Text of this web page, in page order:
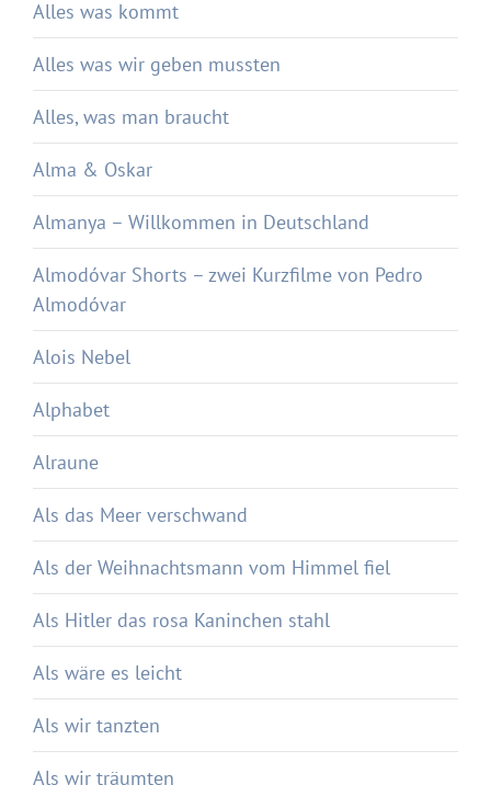
Alles was kommt
Alles was wir geben mussten
Alles, was man braucht
Alma & Oskar
Almanya – Willkommen in Deutschland
Almodóvar Shorts – zwei Kurzfilme von Pedro
Almodóvar
Alois Nebel
Alphabet
Alraune
Als das Meer verschwand
Als der Weihnachtsmann vom Himmel fiel
Als Hitler das rosa Kaninchen stahl
Als wäre es leicht
Als wir tanzten
Als wir träumten